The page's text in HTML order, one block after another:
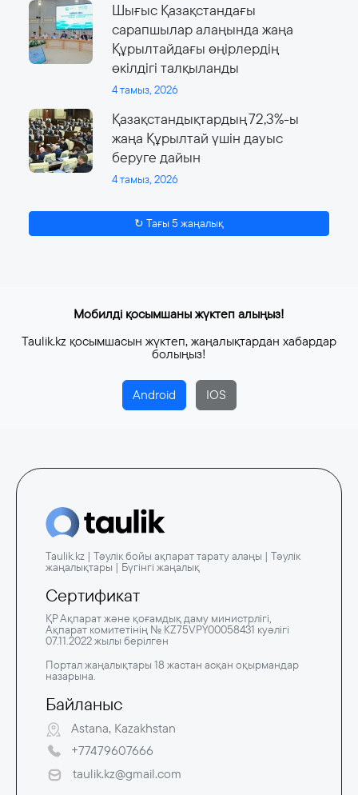
Шығыс Қазақстандағы
сарапшылар алаңында жаңа
Құрылтайдағы өңірлердің
өкілдігі талқыланды
4 тамыз, 2026
Қазақстандықтардың 72,3%-ы
жаңа Құрылтай үшін дауыс
беруге дайын
4 тамыз, 2026
↻ Тағы 5 жаңалық
Мобилді қосымшаны жүктеп алыңыз!
Taulik.kz қосымшасын жүктеп, жаңалықтардан хабардар
болыңыз!
Android IOS
Taulik.kz | Тәулік бойы ақпарат тарату алаңы | Тәулік
жаңалықтары | Бүгінгі жаңалық
Сертификат
ҚР Ақпарат және қоғамдық даму министрлігі,
Ақпарат комитетінің № KZ75VPY00058431 куәлігі
07.11.2022 жылы берілген
Портал жаңалықтары 18 жастан асқан оқырмандар
назарына.
Байланыс
Astana, Kazakhstan
+77479607666
taulik.kz@gmail.com